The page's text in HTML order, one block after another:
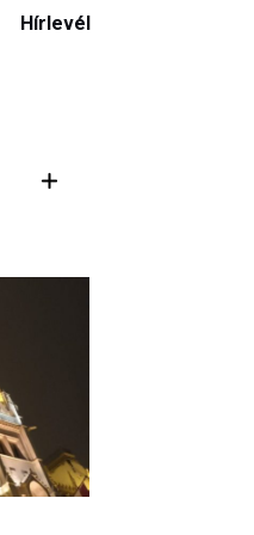
Hírlevél